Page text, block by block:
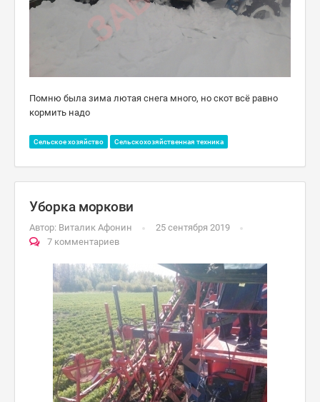
Помню была зима лютая снега много, но скот всё равно
кормить надо
Сельское хозяйство Сельскохозяйственная техника
Уборка моркови
Автор: Виталик Афонин
25 сентября 2019
7 комментариев